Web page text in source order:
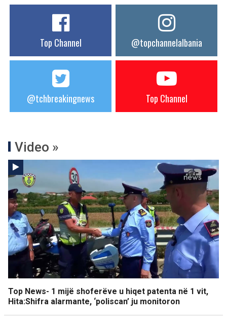
Top Channel @topchannelalbania
@tchbreakingnews Top Channel
Video »
Top News- 1 mijë shoferëve u hiqet patenta në 1 vit,
Hita:Shifra alarmante, ‘poliscan’ ju monitoron